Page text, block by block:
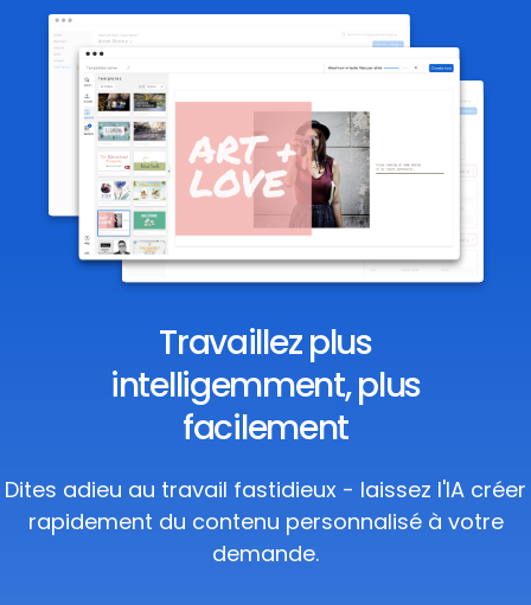
Travaillez plus
intelligemment, plus
facilement
Dites adieu au travail fastidieux - laissez l'IA créer
rapidement du contenu personnalisé à votre
demande.